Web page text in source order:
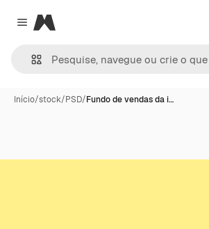
Close menu
Magnific
Início/stock/PSD/Fundo de vendas da i…